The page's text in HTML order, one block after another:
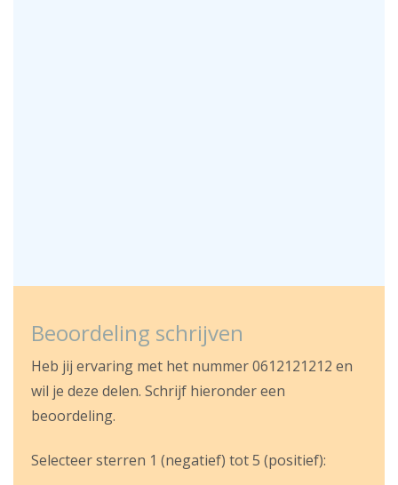
Beoordeling schrijven
Heb jij ervaring met het nummer 0612121212 en
wil je deze delen. Schrijf hieronder een
beoordeling.
Selecteer sterren 1 (negatief) tot 5 (positief):